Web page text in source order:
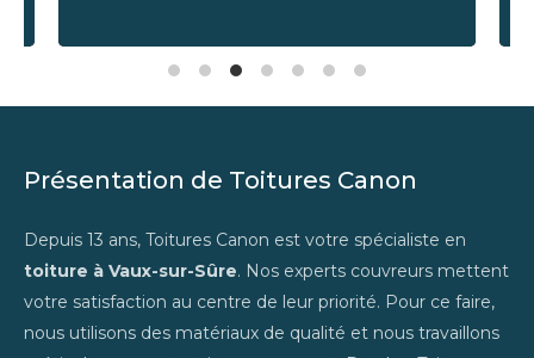
Présentation de Toitures Canon
Depuis 13 ans, Toitures Canon est votre spécialiste en
toiture à Vaux-sur-Sûre. Nos experts couvreurs mettent
votre satisfaction au centre de leur priorité. Pour ce faire,
nous utilisons des matériaux de qualité et nous travaillons